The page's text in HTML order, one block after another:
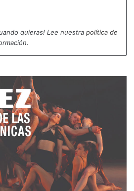
de UN INTRE ANTES
antes del ocaso) de ANA
especialidad de Dirección
(itinerario de Dramaturgia).
como la Dramaturgia, en
dramática), si está
ya se sostiene por sí
en un espectáculo teatral.
a tener razón en aquello que
quieras! Lee nuestra política de